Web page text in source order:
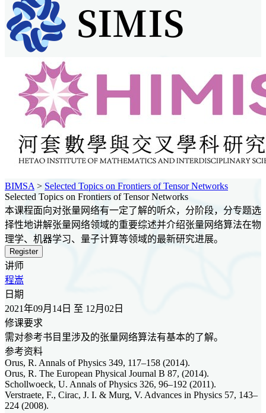
BIMSA > Selected Topics on Frontiers of Tensor Networks
Selected Topics on Frontiers of Tensor Networks
本课程面向对张量网络有一定了解的听众，分阶段，分专题选
择性地讲解张量网络领域的重要综述并介绍张量网络算法在物
理学、机器学习、量子计算等领域的最新研究进展。
Register
讲师
程嵩
日期
2021年09月14日 至 12月02日
修课要求
需对参考书目里涉及的张量网络算法有基本的了解。
参考资料
Orus, R. Annals of Physics 349, 117–158 (2014).
Orus, R. The European Physical Journal B 87, (2014).
Schollwoeck, U. Annals of Physics 326, 96–192 (2011).
Verstraete, F., Cirac, J. I. & Murg, V. Advances in Physics 57, 143–
224 (2008).